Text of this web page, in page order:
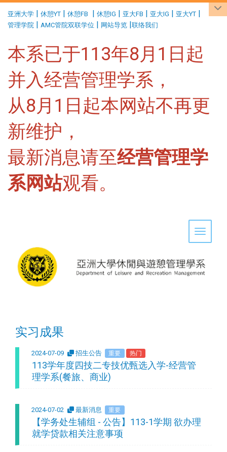
亚洲大学 | 休憩YT | 休憩FB | 休憩IG | 亚大FB | 亚大IG | 亚大YT |
管理学院 | AMC管院双联学位 | 网站导览 |联络我们
本系已于113年8月1日起
并入经营管理学系，
从8月1日起本网站不再更
新维护，
最新消息请至经营管理学
系网站观看。
Toggle
实习成果
2024-07-09 招生公告 重要 热门
113学年度四技二专技优甄选入学-经营管
理学系(餐旅、商业)
2024-07-02 最新消息 重要
【学务处生辅组 - 公告】113-1学期 欲办理
就学贷款相关注意事项